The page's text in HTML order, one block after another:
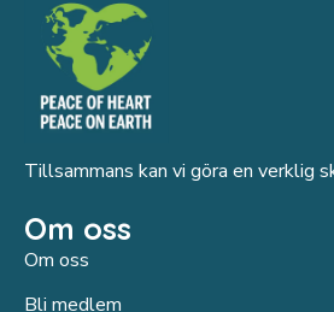
Tillsammans kan vi göra en verklig
Om oss
Om oss
Bli medlem